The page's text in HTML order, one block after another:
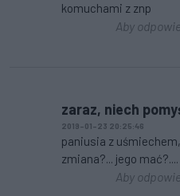
komuchami z znp
Aby
zaraz, niech
2019-01-23 20:25:46
paniusia z
zmiana?... jego mać?....
Aby